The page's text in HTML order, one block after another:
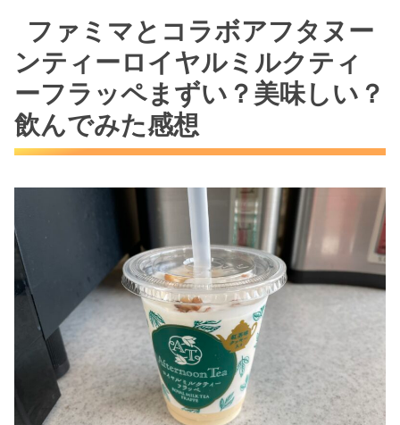
ファミマとコラボアフタヌー
ンティーロイヤルミルクティ
ーフラッペまずい？美味しい？
飲んでみた感想